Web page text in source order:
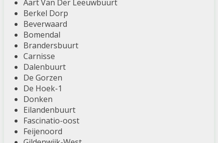
Aart Van Der Leeuwbuurt
Berkel Dorp
Beverwaard
Bomendal
Brandersbuurt
Carnisse
Dalenbuurt
De Gorzen
De Hoek-1
Donken
Eilandenbuurt
Fascinatio-oost
Feijenoord